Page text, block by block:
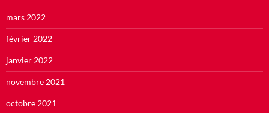
mars 2022
février 2022
janvier 2022
novembre 2021
octobre 2021